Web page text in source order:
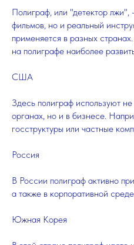
Полиграф, или "детектор
фильмов, но и реальный
применяется в разных
на полиграфе наиболее
США
Здесь полиграф используют
органах, но и в бизнесе.
госструктуры или частные
Россия
В России полиграф активно
а также в корпоративной
Южная Корея